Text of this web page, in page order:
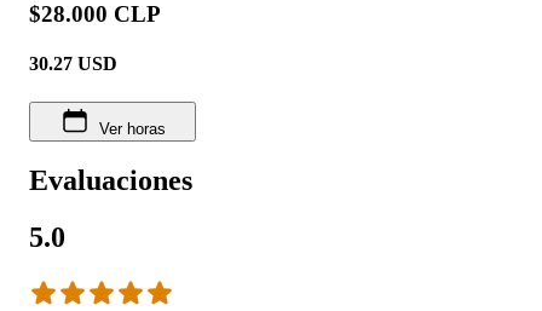
$28.000 CLP
30.27 USD
Ver horas
Evaluaciones
5.0